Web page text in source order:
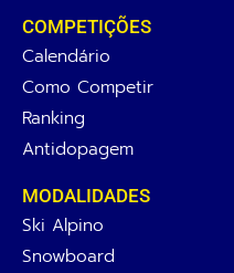
COMPETIÇÕES
Calendário
Como Competir
Ranking
Antidopagem
MODALIDADES
Ski Alpino
Snowboard